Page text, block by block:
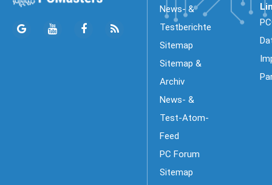
News- &
Testberichte
Sitemap
Sitemap &
Archiv
News- &
Test-Atom-
Feed
PC Forum
Sitemap